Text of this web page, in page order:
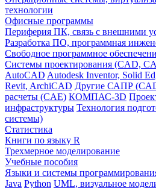
технологии
Офисные программы
Периферия ПК, связь с внешними
Разработка ПО, программная
Свободное программное
Системы проектирования (CAD,
AutoCAD Autodesk Inventor, Solid
Revit, ArchiCAD Другие САПР
расчеты (CAE) КОМПАС-3D
инфраструктуры Технология
системы)
Статистика
Книги по языку R
Трехмерное моделирование
Учебные пособия
Языки и системы
Java Python UML, визуальное